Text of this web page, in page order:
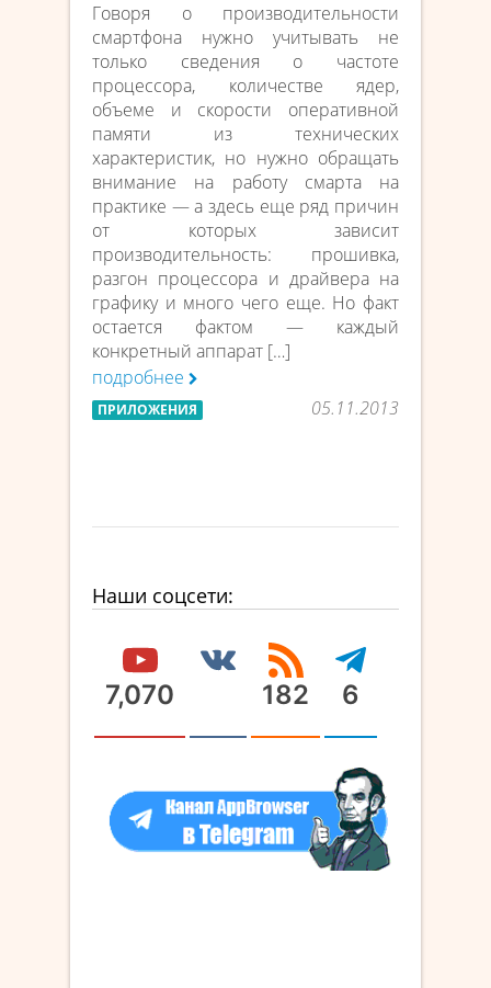
Говоря о производительности
смартфона нужно учитывать не
только сведения о частоте
процессора, количестве ядер,
объеме и скорости оперативной
памяти из технических
характеристик, но нужно обращать
внимание на работу смарта на
практике — а здесь еще ряд причин
от которых зависит
производительность: прошивка,
разгон процессора и драйвера на
графику и много чего еще. Но факт
остается фактом — каждый
конкретный аппарат […]
подробнее
ПРИЛОЖЕНИЯ 05.11.2013
Наши соцсети:
7,070 182 6